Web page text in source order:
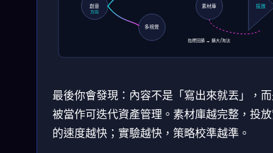
創意
方向
多視覺
素材庫 投放
指標回饋 → 擴大/淘汰
最後你會發現：內容不是「寫出來就丟」，
被當作可迭代資產管理。素材庫越完整，投
的速度越快；實驗越快，策略校準越準。